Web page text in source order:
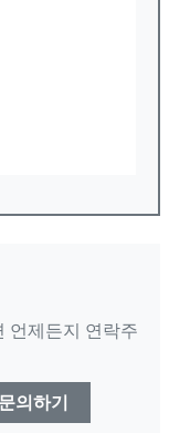
언제든지 연락주
의하기